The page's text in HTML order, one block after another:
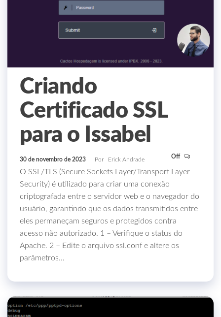
Criando
Certificado SSL
para o Issabel
30 de novembro de 2023 Por Erick Andrade Off
O SSL/TLS (Secure Sockets Layer/Transport Layer
Security) é utilizado para criar uma conexão
criptografada entre o servidor web e o navegador do
usuário, garantindo que os dados transmitidos entre
eles permaneçam seguros e protegidos contra
acesso não autorizado. 1 – Verifique o status do
Apache. 2 – Edite o arquivo ssl.conf e altere os
parâmetros…